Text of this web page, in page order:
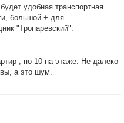
удобная транспортная
большой + для
"Тропаревский".
, по 10 на этаже. Не далеко
а это шум.